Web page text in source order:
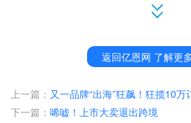
方面，华宝新能全球
50多个国家和地区。上半年海外
亿元，占总营收的94.03%，同比增长
从 地区表现 来看，北美作为核心境
2.86%，营收贡献约9.22亿元；亚洲
返回亿恩网 了解更
上一篇： 又一品牌“出海”狂飙！狂揽10万
下一篇： 唏嘘！上市大卖退出跨境